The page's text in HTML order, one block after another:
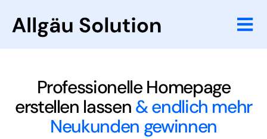
Inhalt
springen
Online
Referenzen
Professionelle Homepage
erstellen lassen & endlich mehr
Neukunden gewinnen